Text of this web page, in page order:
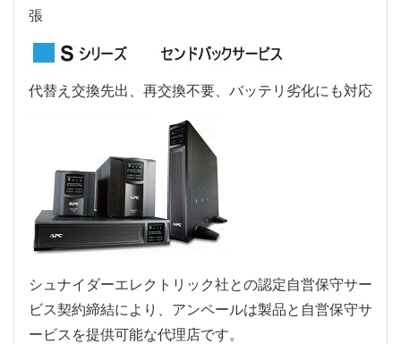
張
代替え交換先出、再交換不要、バッテリ劣化にも対応
シュナイダーエレクトリック社との認定自営保守サー
ビス契約締結により、アンペールは製品と自営保守サ
ービスを提供可能な代理店です。